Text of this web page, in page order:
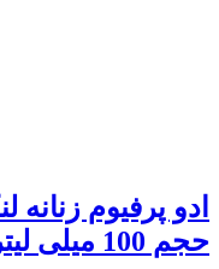
حجم 100 میلی لیتر